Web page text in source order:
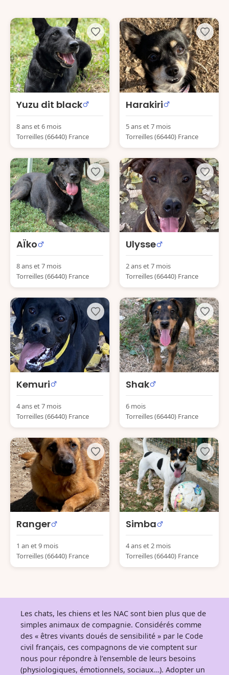
Yuzu dit black
8 ans et 6 mois
Torreilles (66440) France
Harakiri
5 ans et 7 mois
Torreilles (66440) France
AÏko
8 ans et 7 mois
Torreilles (66440) France
Ulysse
2 ans et 7 mois
Torreilles (66440) France
Kemuri
4 ans et 7 mois
Torreilles (66440) France
Shak
6 mois
Torreilles (66440) France
Ranger
1 an et 9 mois
Torreilles (66440) France
Simba
4 ans et 2 mois
Torreilles (66440) France
Les chats, les chiens et les NAC sont bien plus que de
simples animaux de compagnie. Considérés comme
des « êtres vivants doués de sensibilité » par le Code
civil français, ces compagnons de vie comptent sur
nous pour répondre à l’ensemble de leurs besoins
(physiologiques, émotionnels, sociaux…). Adopter un